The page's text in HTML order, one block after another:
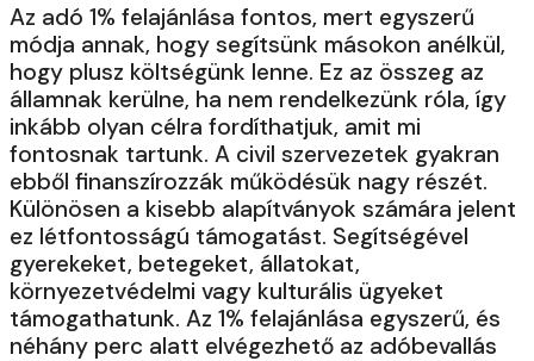
Az adó 1% felajánlása fontos, mert egyszerű
módja annak, hogy segítsünk másokon anélkül,
hogy plusz költségünk lenne. Ez az összeg az
államnak kerülne, ha nem rendelkezünk róla, így
inkább olyan célra fordíthatjuk, amit mi
fontosnak tartunk. A civil szervezetek gyakran
ebből finanszírozzák működésük nagy részét.
Különösen a kisebb alapítványok számára jelent
ez létfontosságú támogatást. Segítségével
gyerekeket, betegeket, állatokat,
környezetvédelmi vagy kulturális ügyeket
támogathatunk. Az 1% felajánlása egyszerű, és
néhány perc alatt elvégezhető az adóbevallás